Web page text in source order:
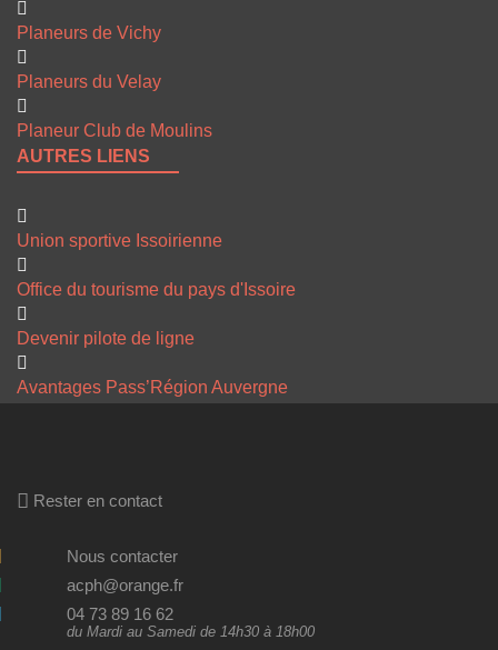
Planeurs de Vichy
Planeurs du Velay
Planeur Club de Moulins
AUTRES LIENS
Union sportive Issoirienne
Office du tourisme du pays d'Issoire
Devenir pilote de ligne
Avantages Pass’Région Auvergne
Rester en contact
Nous contacter
acph@orange.fr
04 73 89 16 62
du Mardi au Samedi de 14h30 à 18h00